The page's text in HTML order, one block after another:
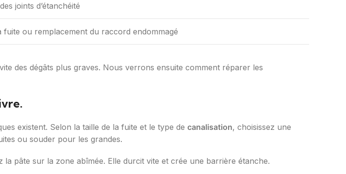
des joints d’étanchéité
fuite ou remplacement du raccord endommagé
des dégâts plus graves. Nous verrons ensuite comment réparer les
existent. Selon la taille de la fuite et le type de canalisation, choisissez une
ou souder pour les grandes.
la pâte sur la zone abîmée. Elle durcit vite et crée une barrière étanche.